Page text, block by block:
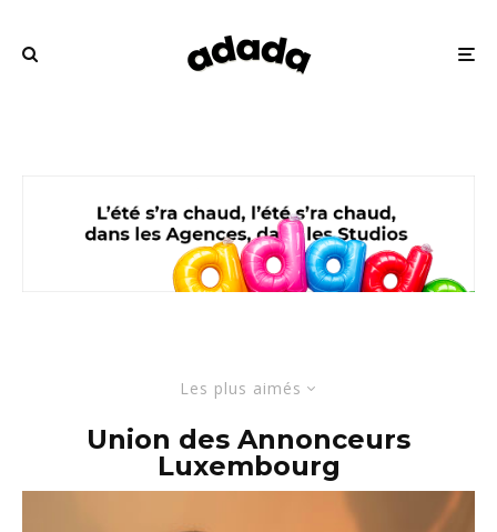
Les plus aimés
Union des Annonceurs
Luxembourg